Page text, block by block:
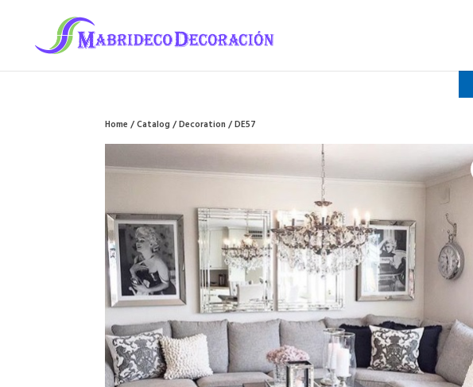
Home/Catalog/Decoration/ DE57